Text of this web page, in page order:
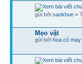
gửi bởi saokhue »
Mẹo vặt
gửi bởi hoa cỏ may